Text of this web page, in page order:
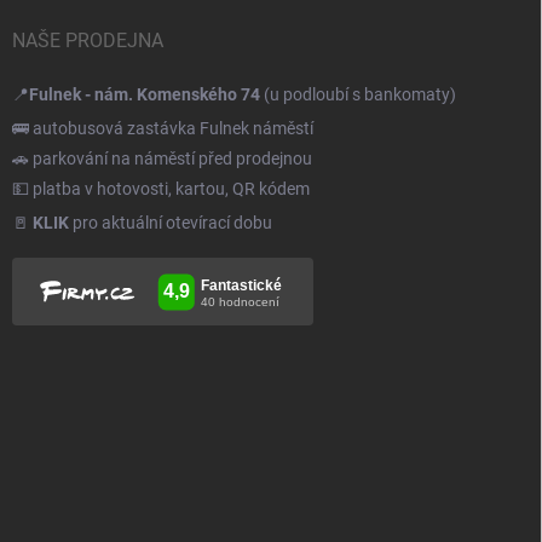
NAŠE PRODEJNA
📍Fulnek - nám. Komenského 74 (u podloubí s bankomaty)
🚌 autobusová zastávka Fulnek náměstí
🚗 parkování na náměstí před prodejnou
💵 platba v hotovosti, kartou, QR kódem
🚪 KLIK pro aktuální otevírací dobu